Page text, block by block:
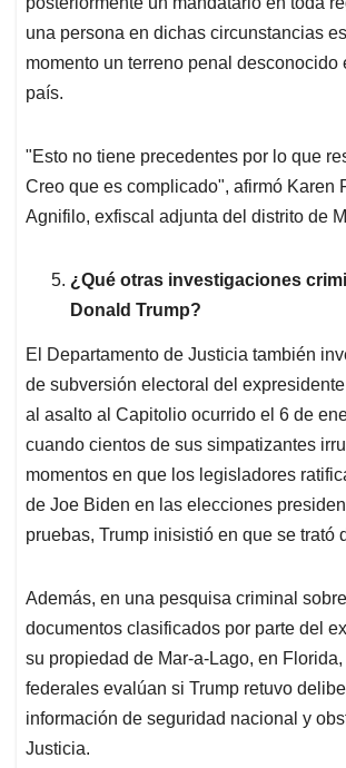
una persona en dichas circunstancias
momento un terreno penal desconocido
país.
"Esto no tiene precedentes por lo que
Creo que es complicado", afirmó Karen
Agnifilo, exfiscal adjunta del distrito de
¿Qué otras investigaciones
Donald Trump?
El Departamento de Justicia también
de subversión electoral del
al asalto al Capitolio ocurrido el 6 de
cuando cientos de sus simpatizantes
momentos en que los legisladores
de Joe Biden en las elecciones
pruebas, Trump inisistió en que se trató
Además, en una pesquisa criminal
documentos clasificados por parte del
su propiedad de Mar-a-Lago, en
federales evalúan si Trump retuvo
información de seguridad nacional y
Justicia.